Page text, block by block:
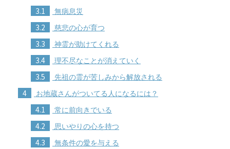
3.1 無病息災
3.2 慈悲の心が育つ
3.3 神霊が助けてくれる
3.4 理不尽なことが消えていく
3.5 先祖の霊が苦しみから解放される
4 お地蔵さんがついてる人になるには？
4.1 常に前向きでいる
4.2 思いやりの心を持つ
4.3 無条件の愛を与える